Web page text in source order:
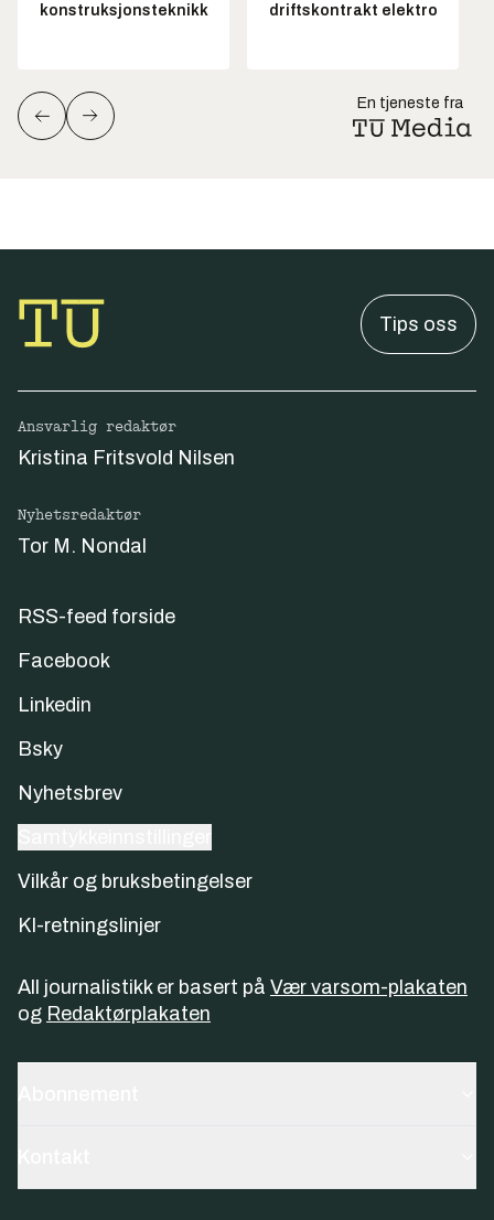
konstruksjonsteknikk
driftskontrakt elektro
En tjeneste fra
Tips oss
Ansvarlig redaktør
Kristina Fritsvold Nilsen
Nyhetsredaktør
Tor M. Nondal
RSS-feed forside
Facebook
Linkedin
Bsky
Nyhetsbrev
Vilkår og bruksbetingelser
KI-retningslinjer
All journalistikk er basert på Vær varsom-plakaten
og Redaktørplakaten